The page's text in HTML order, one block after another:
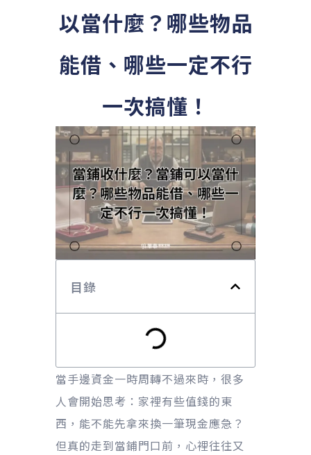
以當什麼？哪些物品
能借、哪些一定不行
一次搞懂！
目錄
當手邊資金一時周轉不過來時，很多
人會開始思考：家裡有些值錢的東
西，能不能先拿來換一筆現金應急？
但真的走到當鋪門口前，心裡往往又